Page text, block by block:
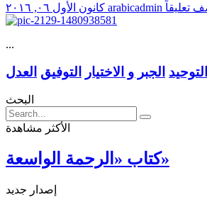
arabicadmin تعليقاً
...
التوحيد الجبر و الاختيار التوفيق العدل
البحث
الأكثر مشاهدة
كتاب «الرحمة الواسعة»
إصدار جديد